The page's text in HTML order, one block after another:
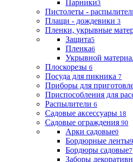
Парники3
Пистолеты -
Плащи - дождевики 3
Пленки, укрывные
Защита5
Пленка6
Укрывной
Плоскорезы 6
Посуда для пикника 7
Приборы для
Приспособления для
Распылители 6
Садовые аксессуары 18
Садовые ограждения 90
Арки садовые0
Бордюрные ленты9
Бордюры садовые7
Заборы